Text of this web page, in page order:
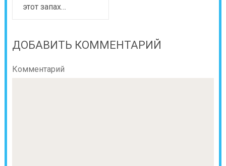
этот запах…
ДОБАВИТЬ КОММЕНТАРИЙ
Комментарий